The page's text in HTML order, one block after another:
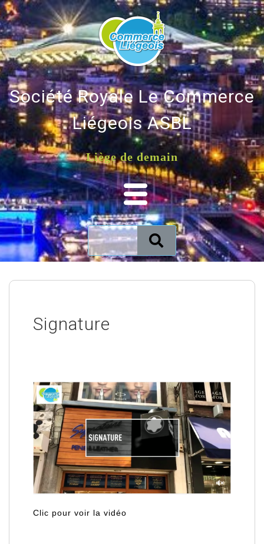
Société Royale Le Commerce
Liégeois ASBL
Liège de demain
Signature
Clic pour voir la vidéo